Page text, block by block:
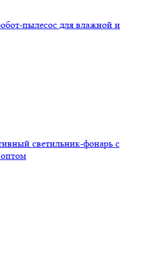
пылесос для влажной и
светильник-фонарь с